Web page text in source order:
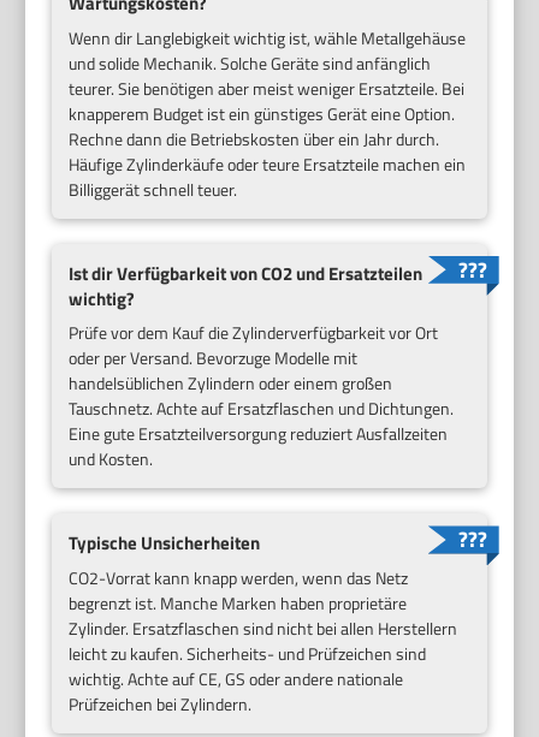
Wenn dir Langlebigkeit wichtig ist, wähle Metallgehäuse
und solide Mechanik. Solche Geräte sind anfänglich
teurer. Sie benötigen aber meist weniger Ersatzteile. Bei
knapperem Budget ist ein günstiges Gerät eine Option.
Rechne dann die Betriebskosten über ein Jahr durch.
Häufige Zylinderkäufe oder teure Ersatzteile machen ein
Billiggerät schnell teuer.
Ist dir Verfügbarkeit von CO2 und Ersatzteilen
wichtig?
Prüfe vor dem Kauf die Zylinderverfügbarkeit vor Ort
oder per Versand. Bevorzuge Modelle mit
handelsüblichen Zylindern oder einem großen
Tauschnetz. Achte auf Ersatzflaschen und Dichtungen.
Eine gute Ersatzteilversorgung reduziert Ausfallzeiten
und Kosten.
Typische Unsicherheiten
CO2-Vorrat kann knapp werden, wenn das Netz
begrenzt ist. Manche Marken haben proprietäre
Zylinder. Ersatzflaschen sind nicht bei allen Herstellern
leicht zu kaufen. Sicherheits- und Prüfzeichen sind
wichtig. Achte auf CE, GS oder andere nationale
Prüfzeichen bei Zylindern.